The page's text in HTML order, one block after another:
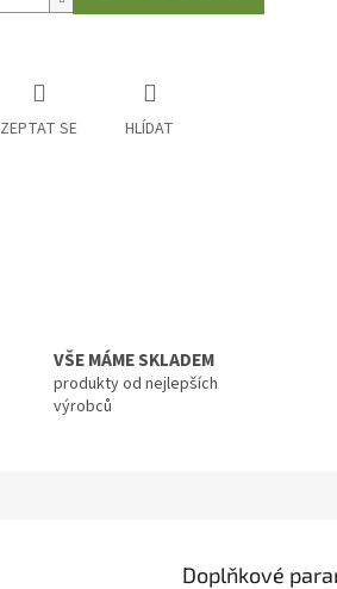
ZEPTAT SE HLÍDAT
VŠE MÁME SKLADEM
produkty od nejlepších
výrobců
Doplňkové